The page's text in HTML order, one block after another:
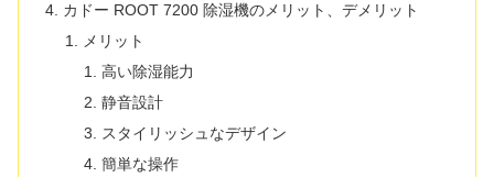
カドー ROOT 7200 除湿機のメリット、デメリット
メリット
高い除湿能力
静音設計
スタイリッシュなデザイン
簡単な操作